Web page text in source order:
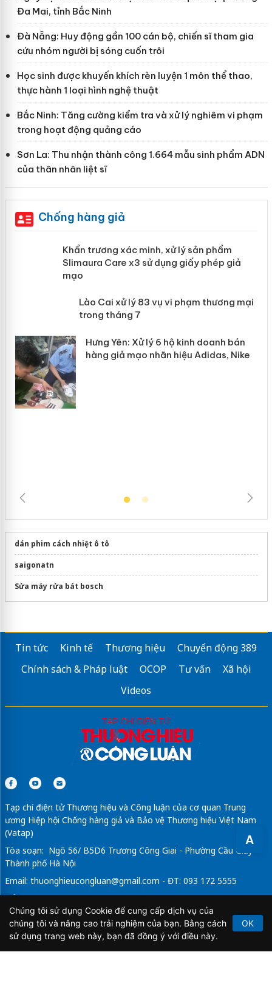
A
Đa Mai, tỉnh Bắc Ninh
Đà Nẵng: Huy động gần 100 cán bộ, chiến sĩ tham gia
cứu nhóm người bị sóng cuốn trôi
Học sinh được khuyến khích rèn luyện 1 môn thể thao,
thực hành 1 loại hình nghệ thuật
Bắc Ninh: Tăng cường kiểm tra và xử lý nghiêm vi phạm
trong hoạt động quảng cáo
Sơn La: Thu nhận thành công 1.664 mẫu sinh phẩm ADN
của thân nhân liệt sĩ
Chống hàng giả
Khẩn trương xác minh, xử lý sản phẩm
Slimaura Care x3 sử dụng giấy phép
mại trong tháng 7
dán phim cách nhiệt ô tô
saigonatn
Sửa máy rửa bát bosch
Tin tức Kinh tế Thương hiệu
Chuyển động 389
Chính sách & Pháp luật
OCOP Tư vấn
Xã hội
Videos
Tạp chí điện tử Thương hiệu và Công luận của cơ quan Trung
ương Hiệp hội Chống hàng giả và Bảo vệ Thương hiệu Việt Nam
(Vatap)
Tòa soạn: Ngõ 56/ B5D6 Trương Công Giai - Phường Cầu Giấy -
Thành phố Hà Nội
Email: thuonghieucongluan@gmail.com - ĐT: 093 172 5555
Tổng Biên Tập: Vũ Đức Thuận
Giấy phép hoạt động báo chí điện tử số 64/GP-BTTTT do Bộ
Thông tin và Truyền thông cấp ngày 21/2/2020.
Chúng tôi sử dụng Cookie để cung cấp dịch vụ của
chúng tôi và nâng cao trải nghiệm của bạn. Bằng cách
sử dụng trang web này, bạn đã đồng ý với điều này.
OK